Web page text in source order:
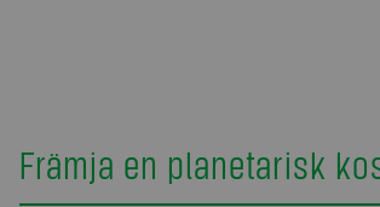
Främja en planetarisk